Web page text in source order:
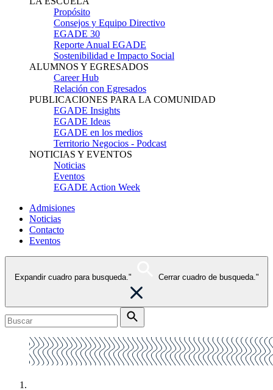
Propósito
Consejos y Equipo Directivo
EGADE 30
Reporte Anual EGADE
Sostenibilidad e Impacto Social
ALUMNOS Y EGRESADOS
Career Hub
Relación con Egresados
PUBLICACIONES PARA LA COMUNIDAD
EGADE Insights
EGADE Ideas
EGADE en los medios
Territorio Negocios - Podcast
NOTICIAS Y EVENTOS
Noticias
Eventos
EGADE Action Week
Admisiones
Noticias
Contacto
Eventos
Expandir cuadro para busqueda." Cerrar cuadro de busqueda."